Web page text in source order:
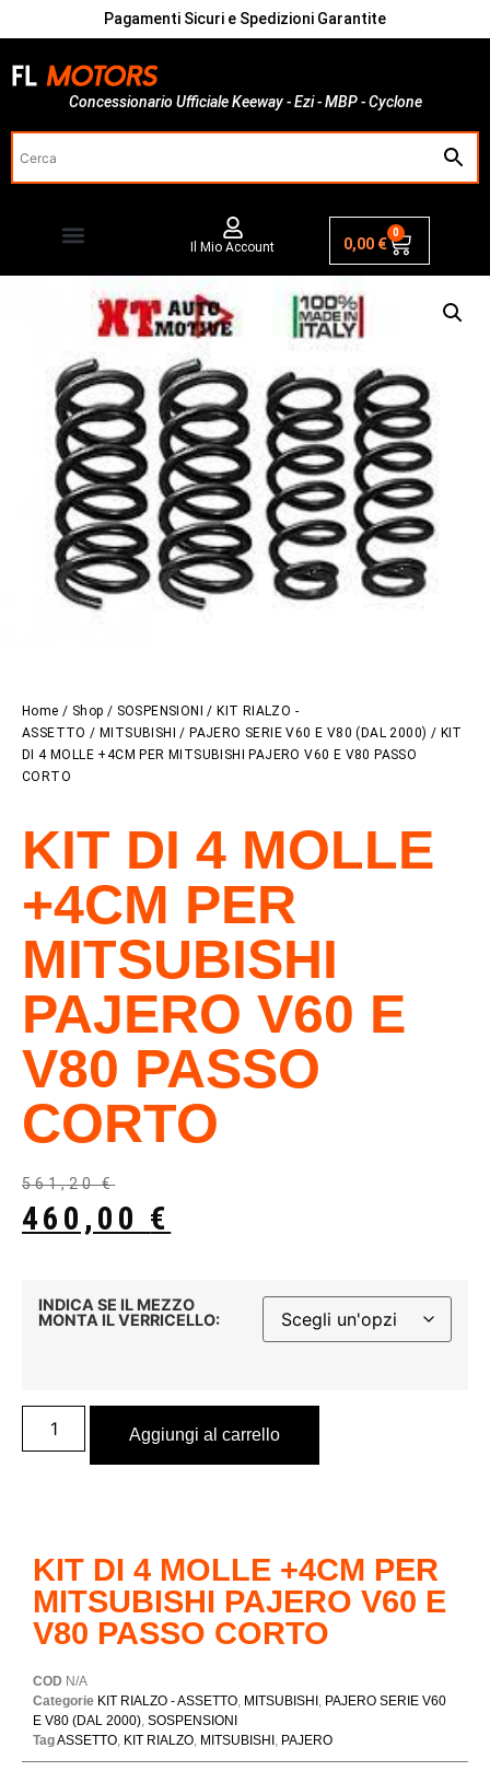
Pagamenti Sicuri e Spedizioni Garantite
Concessionario Ufficiale Keeway - Ezi - MBP - Cyclone
Il Mio Account 0,00 €
0
Home / Shop / SOSPENSIONI /KIT RIALZO -
ASSETTO /MITSUBISHI /PAJERO SERIE V60 E V80 (DAL 2000) / KIT
DI 4 MOLLE +4CM PER MITSUBISHI PAJERO V60 E V80 PASSO
CORTO
KIT DI 4 MOLLE
+4CM PER
MITSUBISHI
PAJERO V60 E
V80 PASSO
CORTO
561,20€
460,00 €
INDICA SE IL MEZZO
MONTA IL VERRICELLO:
Aggiungi al carrello
KIT DI 4 MOLLE +4CM PER
MITSUBISHI PAJERO V60 E
V80 PASSO CORTO
COD N/A
Categorie KIT RIALZO - ASSETTO, MITSUBISHI , PAJERO SERIE V60
E V80 (DAL 2000), SOSPENSIONI
TagASSETTO, KIT RIALZO, MITSUBISHI , PAJERO